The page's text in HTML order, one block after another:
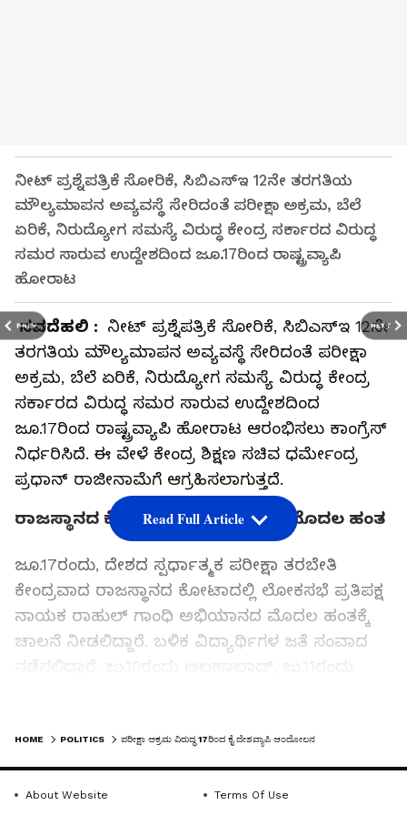
PREV NEXT
ನೀಟ್‌ ಪ್ರಶ್ನೆಪತ್ರಿಕೆ ಸೋರಿಕೆ, ಸಿಬಿಎಸ್‌ಇ 12ನೇ ತರಗತಿಯ
ಮೌಲ್ಯಮಾಪನ ಅವ್ಯವಸ್ಥೆ ಸೇರಿದಂತೆ ಪರೀಕ್ಷಾ ಅಕ್ರಮ, ಬೆಲೆ
ಏರಿಕೆ, ನಿರುದ್ಯೋಗ ಸಮಸ್ಯೆ ವಿರುದ್ಧ ಕೇಂದ್ರ ಸರ್ಕಾರದ ವಿರುದ್ಧ
ಸಮರ ಸಾರುವ ಉದ್ದೇಶದಿಂದ ಜೂ.17ರಿಂದ ರಾಷ್ಟ್ರವ್ಯಾಪಿ
ಹೋರಾಟ
ನವದೆಹಲಿ : ನೀಟ್‌ ಪ್ರಶ್ನೆಪತ್ರಿಕೆ ಸೋರಿಕೆ, ಸಿಬಿಎಸ್‌ಇ 12ನೇ
ತರಗತಿಯ ಮೌಲ್ಯಮಾಪನ ಅವ್ಯವಸ್ಥೆ ಸೇರಿದಂತೆ ಪರೀಕ್ಷಾ
ಅಕ್ರಮ, ಬೆಲೆ ಏರಿಕೆ, ನಿರುದ್ಯೋಗ ಸಮಸ್ಯೆ ವಿರುದ್ಧ ಕೇಂದ್ರ
ಸರ್ಕಾರದ ವಿರುದ್ಧ ಸಮರ ಸಾರುವ ಉದ್ದೇಶದಿಂದ
ಜೂ.17ರಿಂದ ರಾಷ್ಟ್ರವ್ಯಾಪಿ ಹೋರಾಟ ಆರಂಭಿಸಲು ಕಾಂಗ್ರೆಸ್‌
ನಿರ್ಧರಿಸಿದೆ. ಈ ವೇಳೆ ಕೇಂದ್ರ ಶಿಕ್ಷಣ ಸಚಿವ ಧರ್ಮೇಂದ್ರ
ಪ್ರಧಾನ್‌ ರಾಜೀನಾಮೆಗೆ ಆಗ್ರಹಿಸಲಾಗುತ್ತದೆ.
ರಾಜಸ್ಥಾನದ ಕೋಟಾದಲ್ಲಿ ಅಭಿಯಾನದ ಮೊದಲ ಹಂತ
ಜೂ.17ರಂದು, ದೇಶದ ಸ್ಪರ್ಧಾತ್ಮಕ ಪರೀಕ್ಷಾ ತರಬೇತಿ
ಕೇಂದ್ರವಾದ ರಾಜಸ್ಥಾನದ ಕೋಟಾದಲ್ಲಿ ಲೋಕಸಭೆ ಪ್ರತಿಪಕ್ಷ
ನಾಯಕ ರಾಹುಲ್ ಗಾಂಧಿ ಅಭಿಯಾನದ ಮೊದಲ ಹಂತಕ್ಕೆ
ಚಾಲನೆ ನೀಡಲಿದ್ದಾರೆ. ಬಳಿಕ ವಿದ್ಯಾರ್ಥಿಗಳ ಜತೆ ಸಂವಾದ
ಸುಧಾರಣೆ ಮತ್ತು ಮರುಪರೀಕ್ಷೆಯ ಭರವಸೆ ನೀಡಿದ
ಹೊರತಾಗಿಯೂ ಪ್ರತಿಭಟನೆ ಹಮ್ಮಿಕೊಳ್ಳಲಾಗಿದೆ ಎಂದು
ಪಕ್ಷದ ಪ್ರಧಾನ ಕಾರ್ಯದರ್ಶಿ ಕೆ.ಸಿ. ವೇಣುಗೋಪಾಲ್‌
Read Full Article
HOME POLITICS ಪರೀಕ್ಷಾ ಅಕ್ರಮ ವಿರುದ್ಧ 17ರಿಂದ ಕೈ ದೇಶವ್ಯಾಪಿ ಆಂದೋಲನ
About Website
Terms Of Use